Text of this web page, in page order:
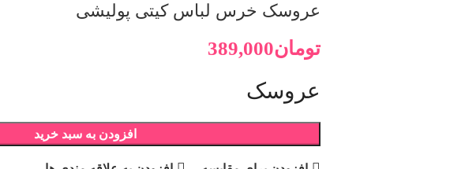
عروسک خرس لباس کیتی پولیشی
تومان389,000
عروسک
افزودن به سبد خرید